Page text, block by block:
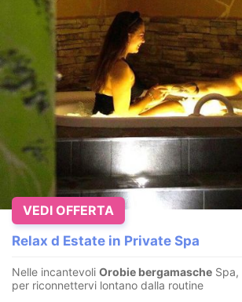
Relax d Estate in Private Spa
Nelle incantevoli Orobie bergamasche Spa,
per riconnettervi lontano dalla routine
VEDI OFFERTA